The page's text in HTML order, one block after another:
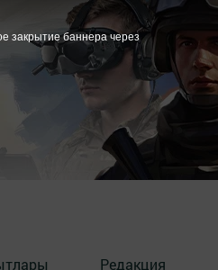
Редакция
закрытие баннера через